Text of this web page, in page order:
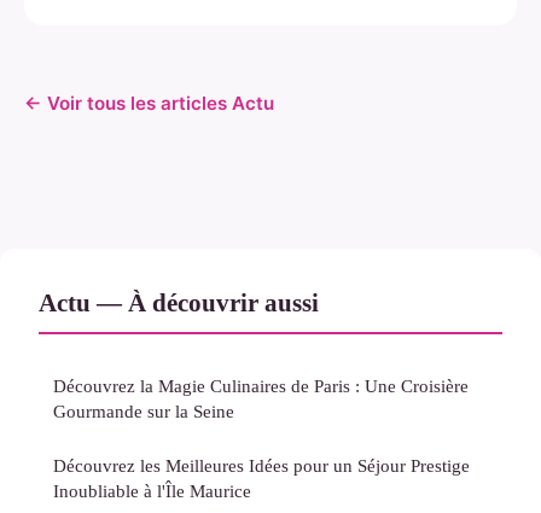
← Voir tous les articles Actu
Actu — À découvrir aussi
Découvrez la Magie Culinaires de Paris : Une Croisière
Gourmande sur la Seine
Découvrez les Meilleures Idées pour un Séjour Prestige
Inoubliable à l'Île Maurice